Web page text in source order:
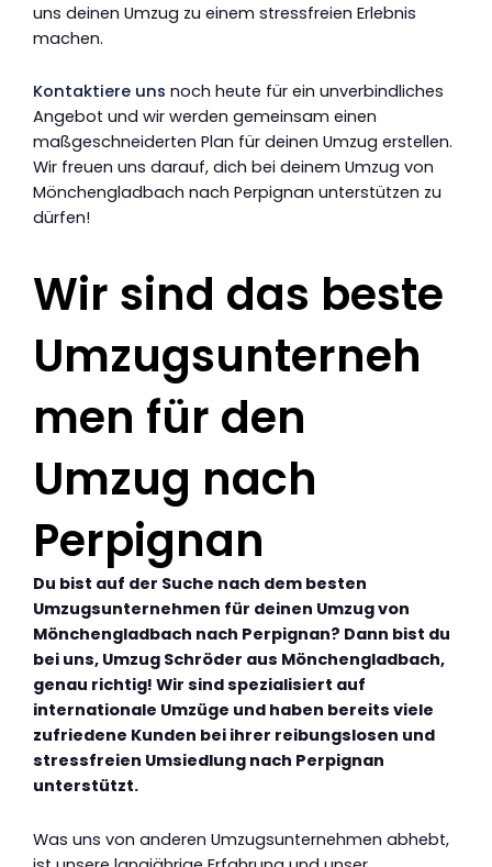
uns deinen Umzug zu einem stressfreien Erlebnis
machen.
Kontaktiere uns noch heute für ein unverbindliches
Angebot und wir werden gemeinsam einen
maßgeschneiderten Plan für deinen Umzug erstellen.
Wir freuen uns darauf, dich bei deinem Umzug von
Mönchengladbach nach Perpignan unterstützen zu
dürfen!
Wir sind das beste
Umzugsunterneh
men für den
Umzug nach
Perpignan
Du bist auf der Suche nach dem besten
Umzugsunternehmen für deinen Umzug von
Mönchengladbach nach Perpignan? Dann bist du
bei uns, Umzug Schröder aus Mönchengladbach,
genau richtig! Wir sind spezialisiert auf
internationale Umzüge und haben bereits viele
zufriedene Kunden bei ihrer reibungslosen und
stressfreien Umsiedlung nach Perpignan
unterstützt.
Was uns von anderen Umzugsunternehmen abhebt,